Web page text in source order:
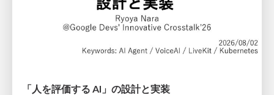
「人を評価する AI」の 設計と実装